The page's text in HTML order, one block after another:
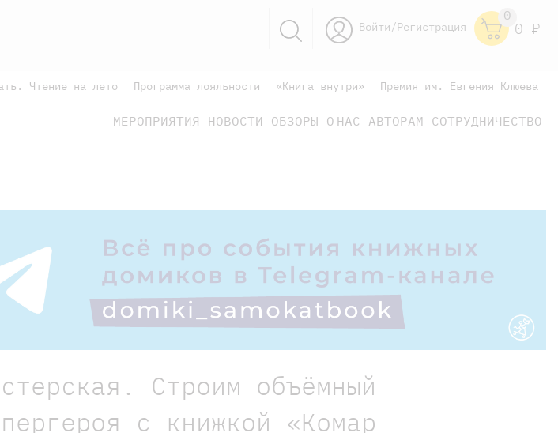
Войти/Регистрация
0
0 Р
Чтение на лето Программа лояльности «Книга внутри» Премия им. Евгения Клюева
МЕРОПРИЯТИЯ НОВОСТИ ОБЗОРЫ О НАС АВТОРАМ СОТРУДНИЧЕСТВО
Строим объёмный
с книжкой «Комар